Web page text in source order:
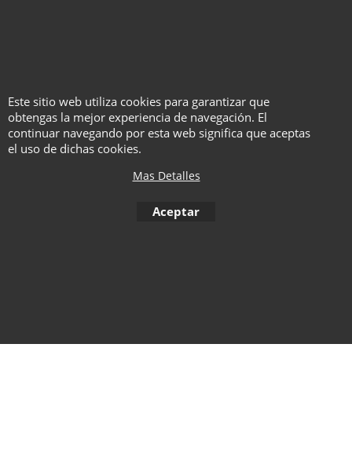
provocados por un mal uso del
aparato.
To create online store ShopFactory eCommerce software was used.
Este sitio web utiliza cookies para garantizar que
obtengas la mejor experiencia de navegación. El
continuar navegando por esta web significa que aceptas
el uso de dichas cookies.
Mas Detalles
Aceptar